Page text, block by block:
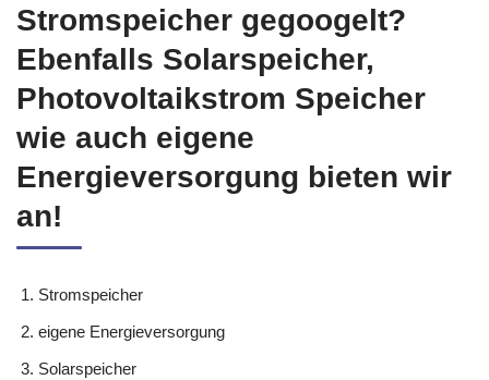
Stromspeicher gegoogelt?
Ebenfalls Solarspeicher,
Photovoltaikstrom Speicher
wie auch eigene
Energieversorgung bieten wir
an!
Stromspeicher
eigene Energieversorgung
Solarspeicher